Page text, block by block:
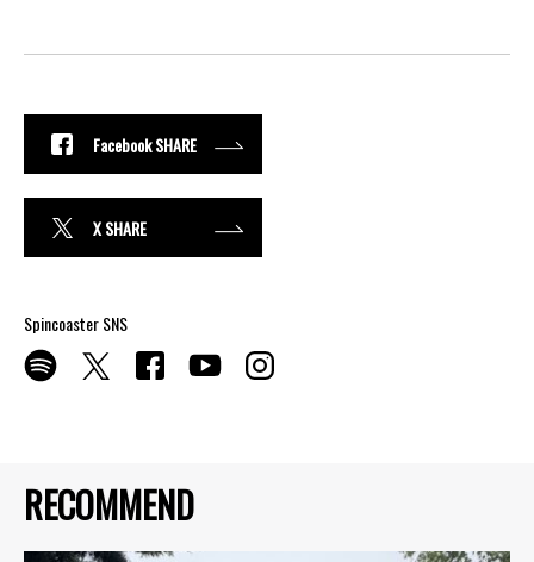
RECOMMEND
Facebook SHARE
X SHARE
Spincoaster SNS